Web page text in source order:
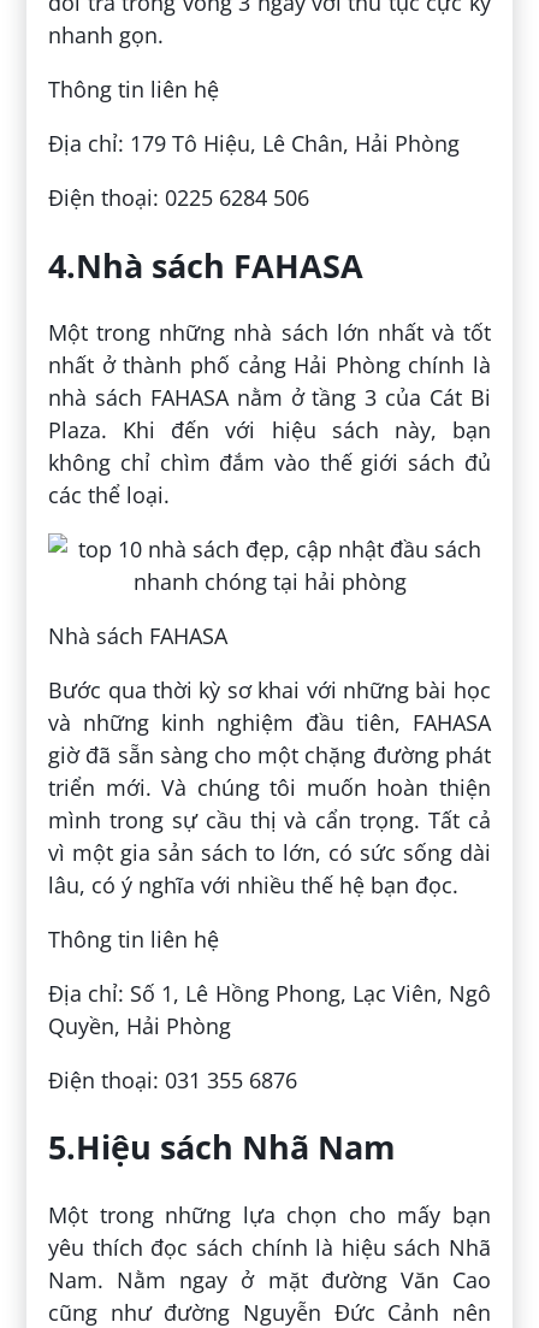
nhanh gọn.
Thông tin liên hệ
Địa chỉ: 179 Tô Hiệu, Lê Chân, Hải Phòng
Điện thoại: 0225 6284 506
4.Nhà sách FAHASA
Một trong những nhà sách lớn nhất và tốt
nhất ở thành phố cảng Hải Phòng chính là
nhà sách FAHASA nằm ở tầng 3 của Cát Bi
Plaza. Khi đến với hiệu sách này, bạn
không chỉ chìm đắm vào thế giới sách đủ
các thể loại.
Nhà sách FAHASA
Bước qua thời kỳ sơ khai với những bài học
và những kinh nghiệm đầu tiên, FAHASA
giờ đã sẵn sàng cho một chặng đường phát
triển mới. Và chúng tôi muốn hoàn thiện
mình trong sự cầu thị và cẩn trọng. Tất cả
vì một gia sản sách to lớn, có sức sống dài
lâu, có ý nghĩa với nhiều thế hệ bạn đọc.
Thông tin liên hệ
Địa chỉ: Số 1, Lê Hồng Phong, Lạc Viên, Ngô
Quyền, Hải Phòng
Điện thoại: 031 355 6876
5.Hiệu sách Nhã Nam
Một trong những lựa chọn cho mấy bạn
yêu thích đọc sách chính là hiệu sách Nhã
Nam. Nằm ngay ở mặt đường Văn Cao
cũng như đường Nguyễn Đức Cảnh nên